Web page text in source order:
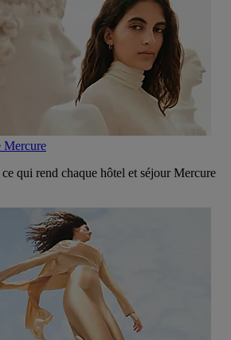
Mercure
qui rend chaque hôtel et séjour Mercure